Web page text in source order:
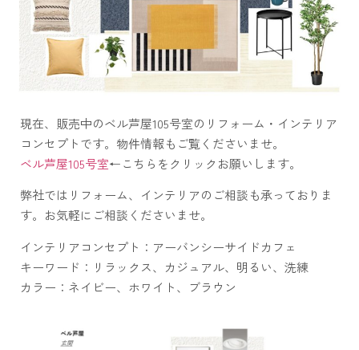
現在、販売中のベル芦屋105号室のリフォーム・インテリア
コンセプトです。物件情報もご覧くださいませ。
ベル芦屋105号室←こちらをクリックお願いします。
弊社ではリフォーム、インテリアのご相談も承っておりま
す。お気軽にご相談くださいませ。
インテリアコンセプト：アーバンシーサイドカフェ
キーワード：リラックス、カジュアル、明るい、洗練
カラー：ネイビー、ホワイト、ブラウン